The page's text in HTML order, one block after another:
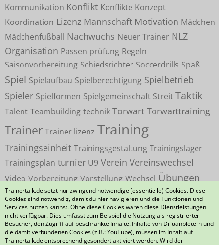
Kommunikation Konflikt Konflikte Konzept
Koordination Lizenz Mannschaft Motivation Mädchen
Mädchenfußball Nachwuchs Neuer Trainer NLZ
Organisation Passen prüfung Regeln
Saisonvorbereitung Schiedsrichter Soccerdrills Spaß
Spiel Spielaufbau Spielberechtigung Spielbetrieb
Spieler Spielformen Spielgemeinschaft Streit Taktik
Talent Teambuilding technik Torwart Torwarttraining
Trainer Trainer lizenz Training
Trainingseinheit Trainingsgestaltung Trainingslager
Trainingsplan turnier U9 Verein Vereinswechsel
Video Vorbereitung Vorstellung Wechsel Übungen
Datenschutzerklärung Kontakt Impressum
Trainertalk.de setzt nur zwingend notwendige (essentielle) Cookies. Diese
Cookies sind notwendig, damit du hier navigieren und die Funktionen und
Services nutzen kannst. Ohne diese Cookies wären diese Dienstleistungen
nicht verfügbar. Dies umfasst zum Beispiel die Nutzung als registrierter
Besucher, den Zugriff auf beschränkte Inhalte. Inhalte von Drittanbietern und
die damit verbundenen Cookies (z.B.: YouTube), müssen im Inhalt auf
Trainertalk.de entsprechend gesondert aktiviert werden. Wird der